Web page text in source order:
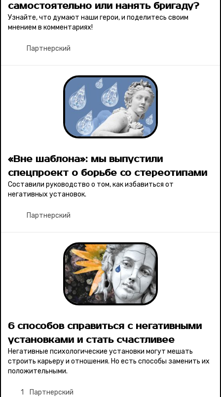
самостоятельно или нанять бригаду?
Узнайте, что думают наши герои, и поделитесь своим
мнением в комментариях!
Партнерский
«Вне шаблона»: мы выпустили
спецпроект о борьбе со стереотипами
Составили руководство о том, как избавиться от
негативных установок.
Партнерский
6 способов справиться с негативными
установками и стать счастливее
Негативные психологические установки могут мешать
строить карьеру и отношения. Но есть способы заменить их
положительными.
1 Партнерский